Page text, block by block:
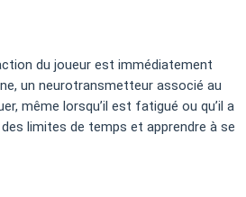
du joueur est immédiatement
un neurotransmetteur associé au
même lorsqu’il est fatigué ou qu’il a
limites de temps et apprendre à se